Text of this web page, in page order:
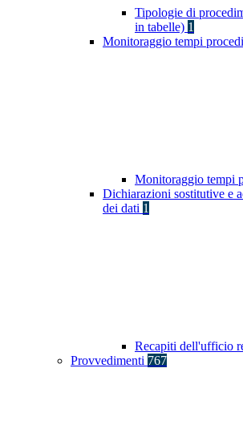
Tipologie di
in tabelle) 1
Monitoraggio tempi
Monitoraggio tempi
Dichiarazioni sostitutive e
dei dati 1
Recapiti dell'ufficio
Provvedimenti 767